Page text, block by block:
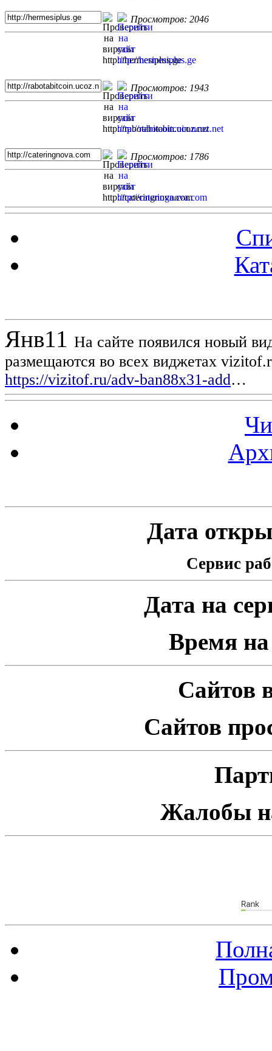
Просмотров: 2046
Просмотров: 1943
Просмотров: 1786
Янв11 На сайте появился новый
размещаются во всех виджетах
https://vizitof.ru/adv-ban88x31-add…
Дата
Сервис
Дата на
Время на
Сайтов
Сайтов
Жалобы